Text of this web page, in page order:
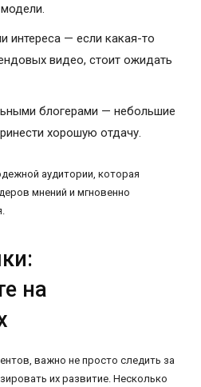
интереса — если какая-то
видео, стоит ожидать
блогерами — небольшие
хорошую отдачу.
аудитории, которая
мнений и мгновенно
на
важно не просто следить за
их развитие. Несколько